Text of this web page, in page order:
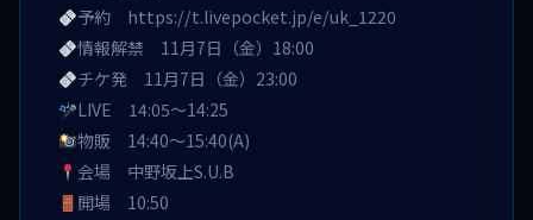
予約 https://t.livepocket.jp/e/uk_1220
情報解禁 11月7日（金）18:00
チケ発 11月7日（金）23:00
LIVE 14:05〜14:25
物販 14:40〜15:40(A)
会場 中野坂上S.U.B
開場 10:50